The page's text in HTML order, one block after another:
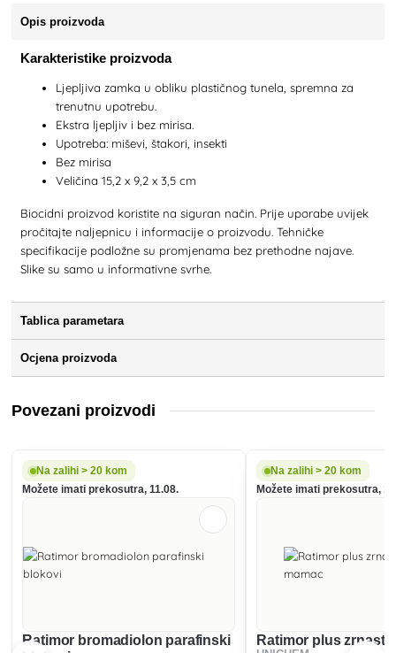
Opis proizvoda
Karakteristike proizvoda
Ljepljiva zamka u obliku plastičnog tunela, spremna za
trenutnu upotrebu.
Ekstra ljepljiv i bez mirisa.
Upotreba: miševi, štakori, insekti
Bez mirisa
Veličina 15,2 x 9,2 x 3,5 cm
Biocidni proizvod koristite na siguran način. Prije uporabe uvijek
pročitajte naljepnicu i informacije o proizvodu. Tehničke
specifikacije podložne su promjenama bez prethodne najave.
Slike su samo u informativne svrhe.
Tablica parametara
Ocjena proizvoda
Povezani proizvodi
Na zalihi > 20 kom
Možete imati prekosutra, 11.08.
Ratimor bromadiolon parafinski
Na zalihi > 20 kom
Možete imati prekosutra,
Ratimor plus zrnasti